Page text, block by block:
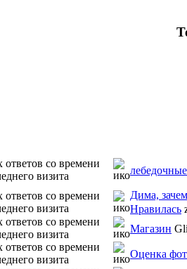
Дима,
Нравилась
Магазин
Оценка